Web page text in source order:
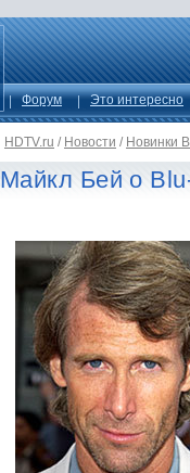
Форум Это интересно
HDTV.ru / Новости / Новинки
Майкл Бей о